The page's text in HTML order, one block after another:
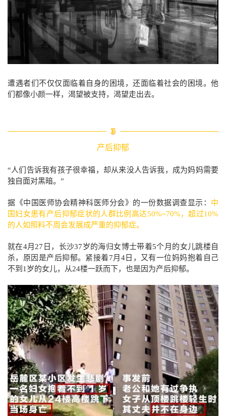
遭遇者们不仅仅面临着自身的困境，还面临着社会的困境。他
们都像小颜一样， 渴望被支持，渴望走出去。
3
产后抑郁
“人们告诉我有孩子很幸福，却从来没人告诉我，成为妈妈需要
独自面对黑暗。”
据《中国医师协会精神科医师分会》的一份数据调查显示： 中
国妇女患有产后抑郁症状的人群比例高达50%~70%，超过10%
的人如照料不周会发展成严重的抑郁症。
就在4月27日，长沙37岁的海归女博士带着5个月的女儿跳楼自
杀，原因是产后抑郁。紧接着7月4日，又有一位妈妈抱着自己
不到1岁的女儿，从24楼一跃而下，也是因为产后抑郁。